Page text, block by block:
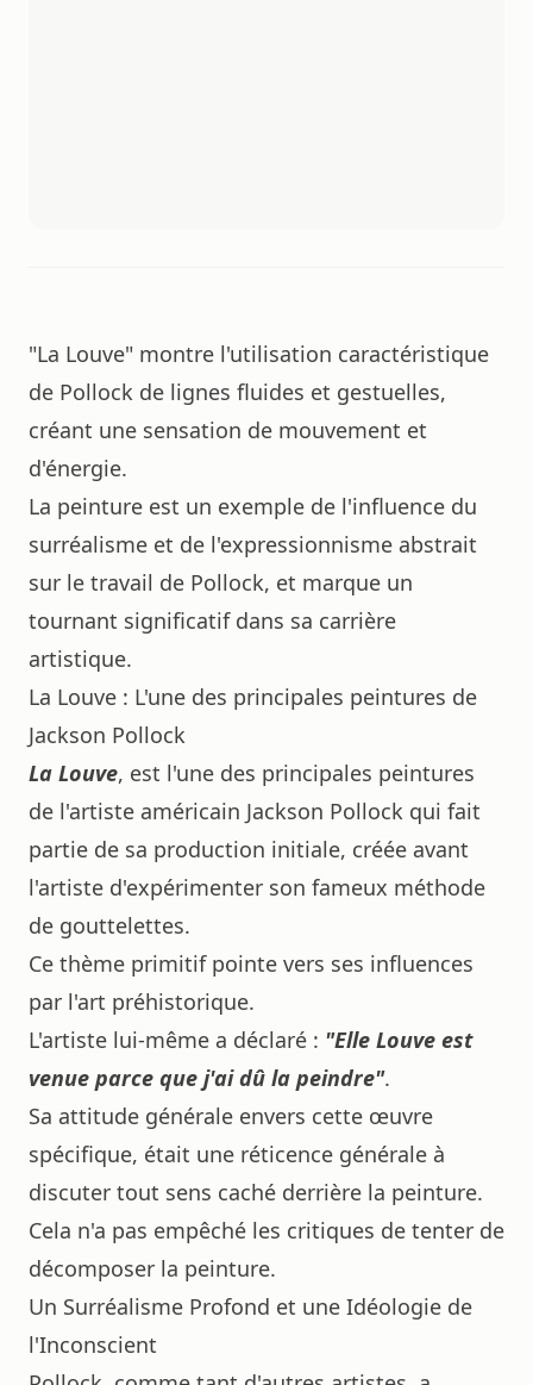
"La Louve" montre l'utilisation caractéristique
de Pollock de lignes fluides et gestuelles,
créant une sensation de mouvement et
d'énergie.
La peinture est un exemple de l'influence du
surréalisme et de l'expressionnisme abstrait
sur le travail de Pollock, et marque un
tournant significatif dans sa carrière
artistique.
La Louve : L'une des principales peintures de
Jackson Pollock
La Louve, est l'une des principales peintures
de l'artiste américain Jackson Pollock qui fait
partie de sa production initiale, créée avant
l'artiste d'expérimenter son fameux méthode
de gouttelettes.
Ce thème primitif pointe vers ses influences
par l'art préhistorique.
L'artiste lui-même a déclaré : "Elle Louve est
venue parce que j'ai dû la peindre".
Sa attitude générale envers cette œuvre
spécifique, était une réticence générale à
discuter tout sens caché derrière la peinture.
Cela n'a pas empêché les critiques de tenter de
décomposer la peinture.
Un Surréalisme Profond et une Idéologie de
l'Inconscient